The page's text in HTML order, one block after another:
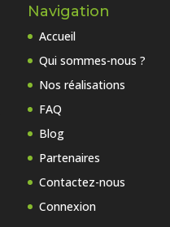
Navigation
Accueil
Qui sommes-nous ?
Nos réalisations
FAQ
Blog
Partenaires
Contactez-nous
Connexion